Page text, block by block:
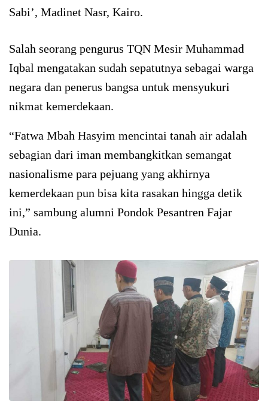
Sabi’, Madinet Nasr, Kairo.
Salah seorang pengurus TQN Mesir Muhammad
Iqbal mengatakan sudah sepatutnya sebagai warga
negara dan penerus bangsa untuk mensyukuri
nikmat kemerdekaan.
“Fatwa Mbah Hasyim mencintai tanah air adalah
sebagian dari iman membangkitkan semangat
nasionalisme para pejuang yang akhirnya
kemerdekaan pun bisa kita rasakan hingga detik
ini,” sambung alumni Pondok Pesantren Fajar
Dunia.